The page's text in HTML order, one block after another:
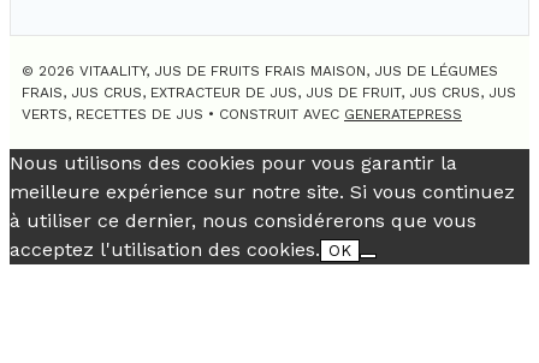
© 2026 VITAALITY, JUS DE FRUITS FRAIS MAISON, JUS DE LÉGUMES
FRAIS, JUS CRUS, EXTRACTEUR DE JUS, JUS DE FRUIT, JUS CRUS, JUS
VERTS, RECETTES DE JUS • CONSTRUIT AVEC GENERATEPRESS
Nous utilisons des cookies pour vous garantir la
meilleure expérience sur notre site. Si vous continuez
à utiliser ce dernier, nous considérerons que vous
acceptez l'utilisation des cookies. OK